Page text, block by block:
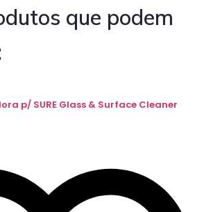
que podem
p/ SURE Glass & Surface Cleaner